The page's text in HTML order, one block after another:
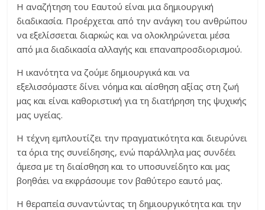
H αναζήτηση του Εαυτού είναι μια δημιουργική
διαδικασία. Προέρχεται από την ανάγκη του ανθρώπου
να εξελίσσεται διαρκώς και να ολοκληρώνεται μέσα
από μια διαδικασία αλλαγής και επαναπροσδιορισμού.
Η ικανότητα να ζούμε δημιουργικά και να
εξελισσόμαστε δίνει νόημα και αίσθηση αξίας στη ζωή
μας και είναι καθοριστική για τη διατήρηση της ψυχικής
μας υγείας.
Η τέχνη εμπλουτίζει την πραγματικότητα και διευρύνει
τα όρια της συνείδησης, ενώ παράλληλα μας συνδέει
άμεσα με τη διαίσθηση και το υποσυνείδητο και μας
βοηθάει να εκφράσουμε τον βαθύτερο εαυτό μας.
Η θεραπεία συναντώντας τη δημιουργικότητα και την